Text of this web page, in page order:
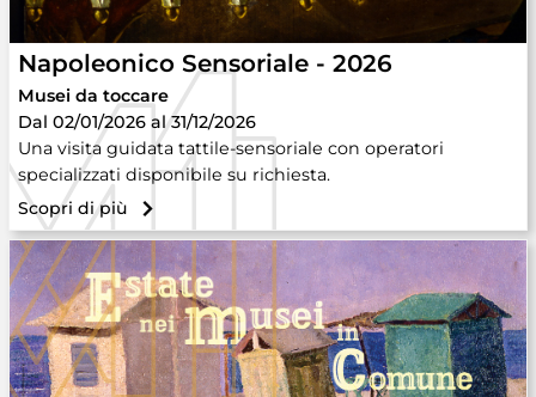
Napoleonico Sensoriale - 2026
Musei da toccare
Dal 02/01/2026 al 31/12/2026
Una visita guidata tattile-sensoriale con operatori
specializzati disponibile su richiesta.
Scopri di più